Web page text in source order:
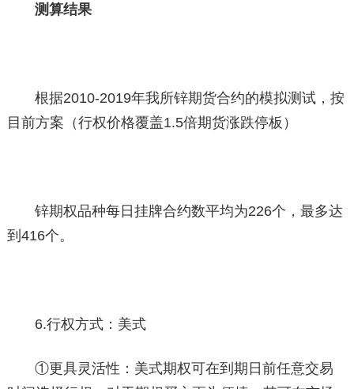
测算结果
根据2010-2019年我所锌期货合约的模拟测试，按
目前方案（行权价格覆盖1.5倍期货涨跌停板）
锌期权品种每日挂牌合约数平均为226个，最多达
到416个。
6.行权方式：美式
①更具灵活性：美式期权可在到期日前任意交易